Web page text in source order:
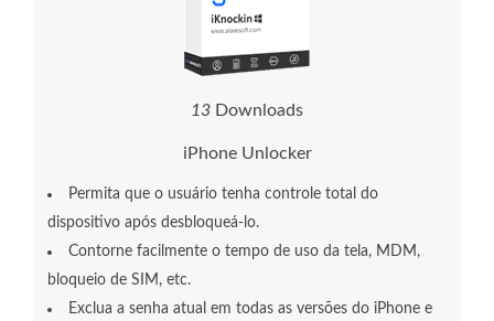
14 Downloads
iPhone Unlocker
Permita que o usuário tenha controle total do
dispositivo após desbloqueá-lo.
Contorne facilmente o tempo de uso da tela, MDM,
bloqueio de SIM, etc.
Exclua a senha atual em todas as versões do iPhone e